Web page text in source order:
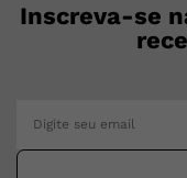
Inscreva-se